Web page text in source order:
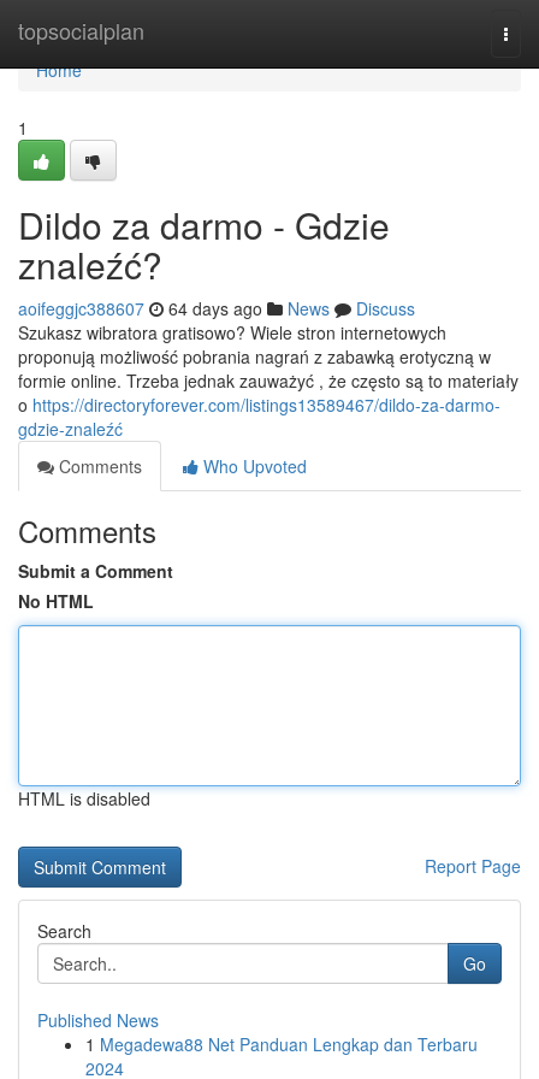
topsocialplan
Home
Home
1
Dildo za darmo - Gdzie
znaleźć?
aoifeggjc388607 64 days ago News
Discuss
Szukasz wibratora gratisowo? Wiele stron internetowych
proponują możliwość pobrania nagrań z zabawką erotyczną w
formie online. Trzeba jednak zauważyć , że często są to materiały
o https://directoryforever.com/listings13589467/dildo-za-darmo-
gdzie-znaleźć
Comments
Who Upvoted
Comments
Submit a Comment
No HTML
HTML is disabled
Report Page
Search
Go
Published News
1 Megadewa88 Net Panduan Lengkap dan Terbaru
2024